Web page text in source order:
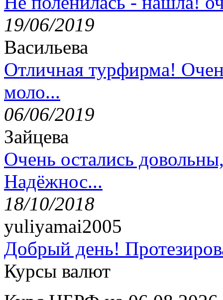
19/06/2019
Васильева
Отличная турфирма!
моло...
06/06/2019
Зайцева
Очень остались
Надёжнос...
18/10/2018
yuliyamai2005
Добрый день!
Курсы валют